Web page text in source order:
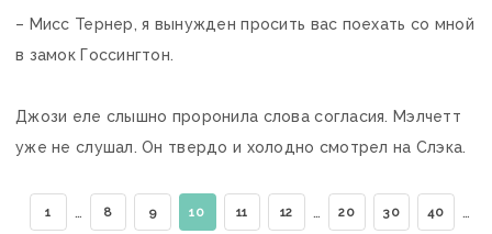
– Мисс Тернер, я вынужден просить вас поехать со мной
в замок Госсингтон.
Джози еле слышно проронила слова согласия. Мэлчетт
уже не слушал. Он твердо и холодно смотрел на Слэка.
1 … 8 9 10 11 12 … 20 30 40 …